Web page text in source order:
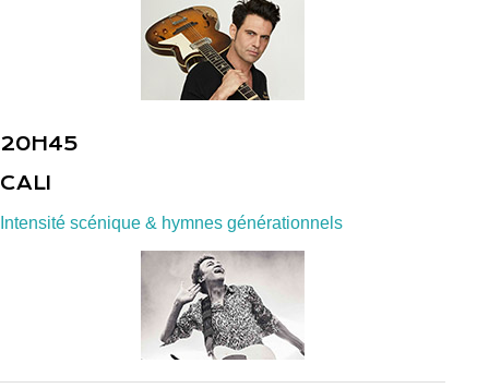
20H45
CALI
Intensité scénique & hymnes générationnels